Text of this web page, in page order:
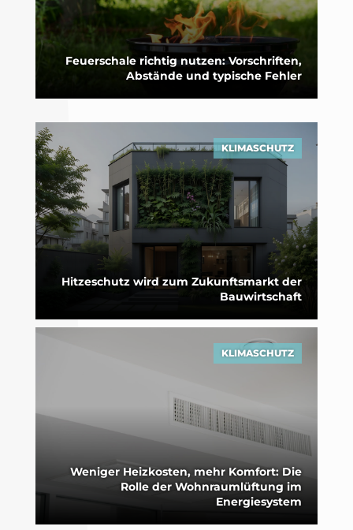
Feuerschale richtig nutzen: Vorschriften,
Abstände und typische Fehler
KLIMASCHUTZ
Hitzeschutz wird zum Zukunftsmarkt der
Bauwirtschaft
KLIMASCHUTZ
Weniger Heizkosten, mehr Komfort: Die
Rolle der Wohnraumlüftung im
Energiesystem